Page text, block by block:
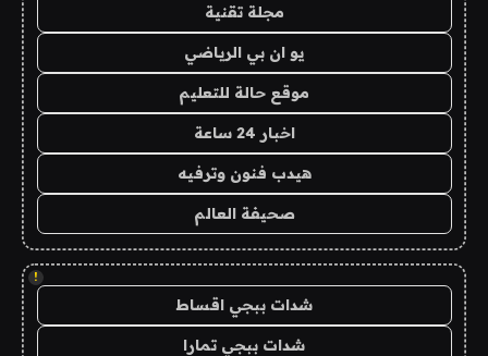
مجلة تقنية
يو ان بي الرياضي
موقع حالة للتعليم
اخبار 24 ساعة
هيدب فنون وترفيه
صحيفة العالم
!
شدات ببجي اقساط
شدات ببجي تمارا